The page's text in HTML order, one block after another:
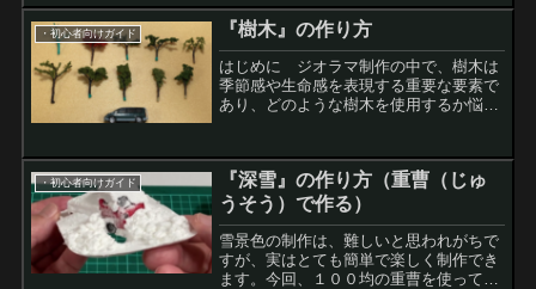
として理解いただければと思います。ボ
ンド水の使用用途ボンド水とは...
・初心者向けガイド 『樹木』の作り方
はじめに ジオラマ制作の中で、樹木は
季節感や生命感を表現する重要な要素で
あり、どのような樹木を使用するか悩ま
す。 今回は、初心者向けとして、自分
が好む樹木を『100均の...
・初心者向けガイド
『深雪』の作り方（重曹（じゅ
うそう）で作る）
雪景色の制作は、難しいと思われがちで
すが、実はとても簡単で楽しく制作でき
ます。今回、１００均の重曹を使って、